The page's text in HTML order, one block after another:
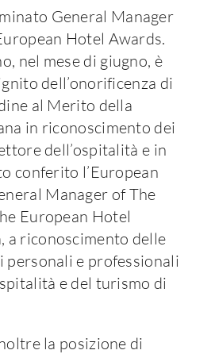
General Manager
Hotel Awards.
nel mese di giugno, è
dell’onorificenza di
al Merito della
in riconoscimento dei
dell’ospitalità e in
conferito l’European
Manager of The
European Hotel
a riconoscimento delle
personali e professionali
e del turismo di
la posizione di